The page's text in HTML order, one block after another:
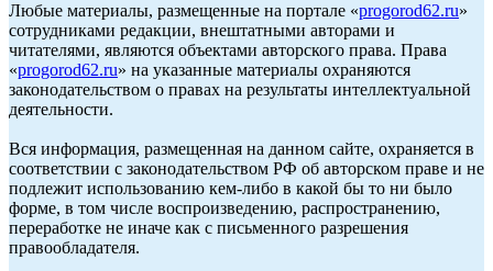
Любые материалы, размещенные на портале «progorod62.ru»
сотрудниками редакции, внештатными авторами и
читателями, являются объектами авторского права. Права
«progorod62.ru» на указанные материалы охраняются
законодательством о правах на результаты интеллектуальной
деятельности.
Вся информация, размещенная на данном сайте, охраняется в
соответствии с законодательством РФ об авторском праве и не
подлежит использованию кем-либо в какой бы то ни было
форме, в том числе воспроизведению, распространению,
переработке не иначе как с письменного разрешения
правообладателя.